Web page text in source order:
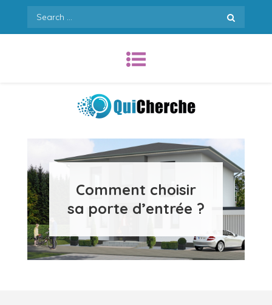
Search
for:
Quicherche.com
Comment choisir
sa porte d’entrée ?